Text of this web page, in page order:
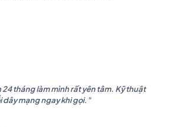
24 tháng làm mình rất yên tâm. Kỹ thuật
dây mạng ngay khi gọi."